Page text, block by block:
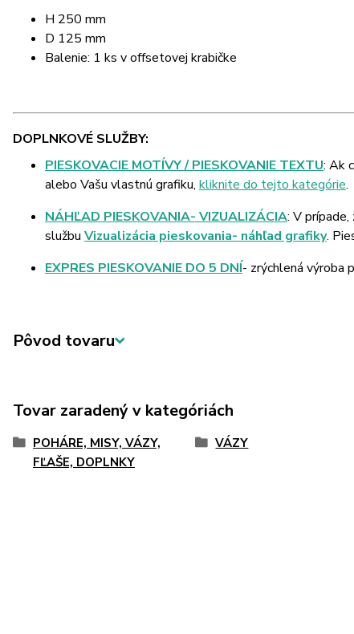
H 250 mm
D 125 mm
Balenie: 1 ks v offsetovej krabičke
DOPLNKOVÉ SLUŽBY:
PIESKOVACIE MOTÍVY / PIESKOVANIE TEXTU: Ak
alebo Vašu vlastnú grafiku, kliknite do tejto kategórie.
NÁHĽAD PIESKOVANIA- VIZUALIZÁCIA: V
službu Vizualizácia pieskovania- náhľad grafiky.
EXPRES PIESKOVANIE DO 5 DNÍ- zrýchlená výroba
Pôvod tovaru
Tovar zaradený v kategóriách
POHÁRE, MISY, VÁZY,
FĽAŠE, DOPLNKY
VÁZY